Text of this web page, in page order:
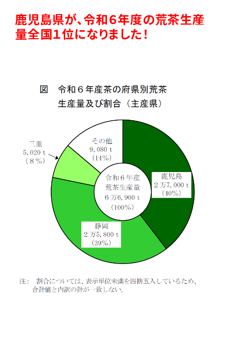
鹿児島県が、令和６年度の荒茶生産
量全国１位になりました！